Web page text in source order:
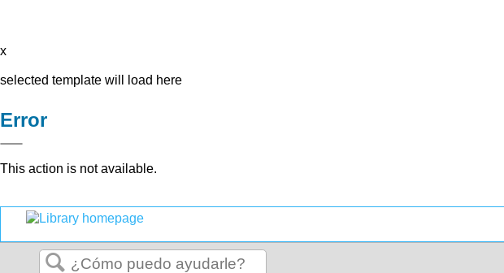
x
selected template will load here
Error
This action is not available.